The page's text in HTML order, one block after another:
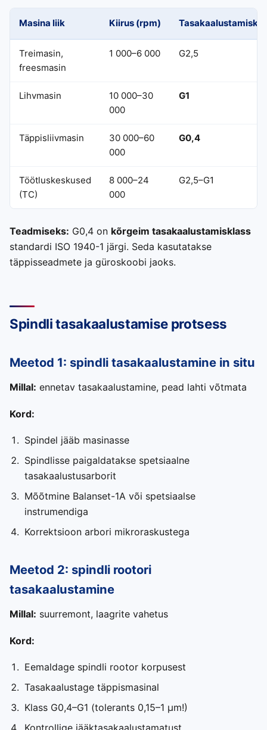
Masina liik Kiirus (rpm)
Treimasin,
freesmasin
1 000–6 000 G2,5
Lihvmasin
10 000–30
000
G1
Täppisliivmasin
30 000–60
000
G0,4
Töötluskeskused
(TC)
8 000–24
000
G2,5–G1
Teadmiseks: G0,4 on kõrgeim tasakaalustamisklass
standardi ISO 1940-1 järgi. Seda kasutatakse
täppisseadmete ja güroskoobi jaoks.
Spindli tasakaalustamise protsess
Meetod 1: spindli tasakaalustamine in situ
Millal: ennetav tasakaalustamine, pead lahti võtmata
Kord:
Spindel jääb masinasse
Spindlisse paigaldatakse spetsiaalne
tasakaalustusarborit
Mõõtmine Balanset-1A või spetsiaalse
instrumendiga
Korrektsioon arbori mikroraskustega
Meetod 2: spindli rootori
tasakaalustamine
Millal: suurremont, laagrite vahetus
Kord:
Eemaldage spindli rootor korpusest
Tasakaalustage täppismasinal
Klass G0,4–G1 (tolerants 0,15–1 μm!)
Kontrollige jääktasakaalustamatust